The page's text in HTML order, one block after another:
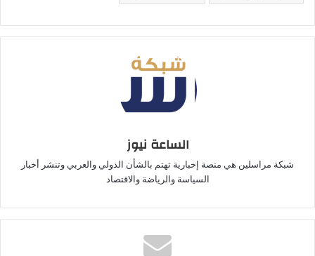
الساعة نيوز
شبكة مراسلين هي منصة إخبارية تهتم بالشأن الدولي والعربي وتنشر أخبار
السياسة والرياضة والاقتصاد